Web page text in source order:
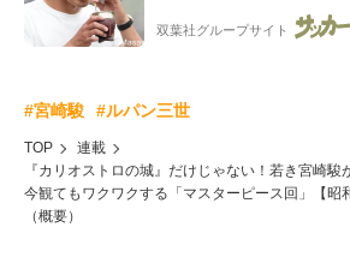
ァン困惑!「想像よりデカ
双葉社グループサイト
#宮崎駿 #ルパン三世
TOP
連載
『カリオストロの城』だけじゃない！若き宮崎駿
今観てもワクワクする「マスターピース回」【昭
（概要）